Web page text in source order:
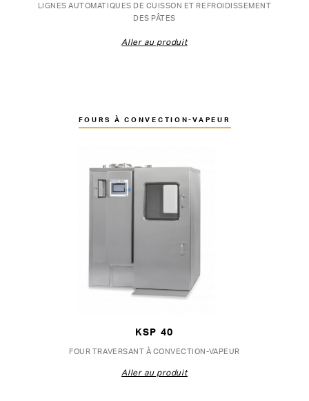
LIGNES AUTOMATIQUES DE CUISSON ET REFROIDISSEMENT
DES PÂTES
Aller au produit
FOURS À CONVECTION-VAPEUR
KSP 40
FOUR TRAVERSANT À CONVECTION-VAPEUR
Aller au produit